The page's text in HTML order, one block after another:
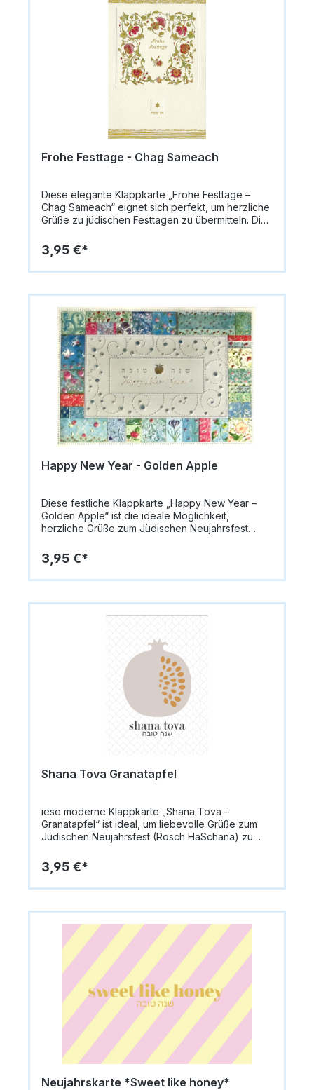
Umschlag enthalten. Innen bleibt die Karte blanko,
sodass persönliche Botschaften individuell
eingefügt werden können. Format: 14,8 x 10,5 cm
(A6)Papiergewicht: 335 g/m²Innen: blanko für
persönliche GrüßeMotiv: Schriftzug „Shana Tova
– A Year Full of Joy & Happiness“, beige mit blau-
grünen BlumenLieferung: inkl. Umschlag
Frohe Festtage - Chag Sameach
Diese elegante Klappkarte „Frohe Festtage –
Chag Sameach“ eignet sich perfekt, um herzliche
Grüße zu jüdischen Festtagen zu übermitteln. Die
die der Karte einen festlichen und edlen Glanz
verleiht.Die Karte misst 14,8 x 10,5 cm (A6) und
besteht aus hochwertigem Papier (335 g/m²). Im
enthalten. Innen bleibt die Karte blanko, sodass
persönliche Grüße individuell eingetragen
werden können.Format: 14,8 x 10,5 cm
(A6)Papiergewicht: 335 g/m²Innen: blanko für
persönliche GrüßeVerzierung:
GoldprägungLieferung: inkl. Umschlag
3,95 €*
Happy New Year - Golden Apple
Diese festliche Klappkarte „Happy New Year –
Golden Apple“ ist die ideale Möglichkeit,
herzliche Grüße zum Jüdischen Neujahrsfest
zeigt einen goldenen Apfel und trägt den
Schriftzug „Schana Tova“ sowie den englischen
Gruß „Happy New Year“, was die Karte
macht.Gedruckt auf hochwertigem Premium-
Designpapier (300 g/qm) überzeugt die Karte
durch ihre edle Haptik. Innen bleibt die Karte
blanko, sodass persönliche Botschaften
individuell eingefügt werden können. Geliefert
wird die Karte mit einem passenden
Briefumschlag (B6, 17,6 x 12,5 cm) – ideal zum
Verschenken oder Verschicken. Format Karte:
12,0 x 16,5 cmFormat Briefumschlag: B6, 17,6 x 12,5
cmPapier: Premium Designpapier, 300 g/qmInnen:
blanko für persönliche GrüßeMotiv: Goldener
3,95 €*
Shana Tova Granatapfel
iese moderne Klappkarte „Shana Tova –
Granatapfel“ ist ideal, um liebevolle Grüße zum
Jüdischen Neujahrsfest (Rosch HaSchana) zu
Granatapfel mit dezent golden angedeuteten
Kernen auf einem weiß gemusterten Hintergrund.
Mit Goldprägung wird das Design stilvoll
modern und stylisch.Die Karte misst 14,8 x 10,5 cm
(A6) und besteht aus hochwertigem Papier (335
g/m²). Sie wird mit einem passenden Umschlag
geliefert. Innen bleibt die Karte blanko, sodass
persönliche Grüße individuell eingetragen
werden können.Format: 14,8 x 10,5 cm
(A6)Papiergewicht: 335 g/m²Innen: blanko für
persönliche NachrichtenVerzierung:
GoldprägungMotiv: Beiger Granatapfel mit
goldenen Akzenten, weiß gemusterter
HintergrundLieferung: inkl. UmschlagAnlass:
Rosch HaSchana / Jüdisches Neujahrsfest
3,95 €*
Neujahrskarte *Sweet like honey*